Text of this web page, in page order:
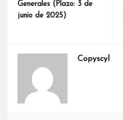
Generales (Plazo: 3 de
junio de 2025)
Copyscyl